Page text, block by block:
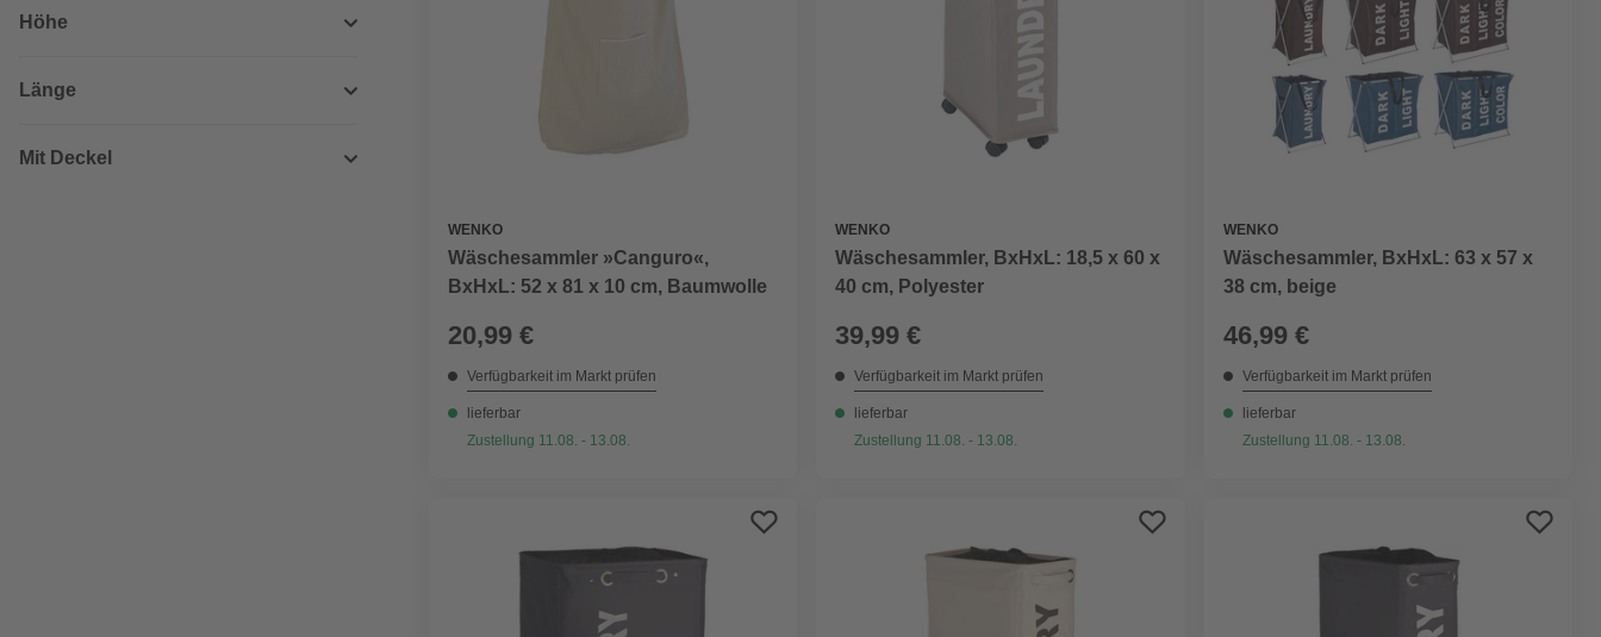
Höhe
Länge
Mit Deckel
WENKO
Wäschesammler »Canguro«,
BxHxL: 52 x 81 x 10 cm, Baumwolle
20,99 €
Verfügbarkeit im Markt prüfen
lieferbar
Zustellung 11.08. - 13.08.
WENKO
Wäschesammler, BxHxL: 18,5 x 60 x
40 cm, Polyester
39,99 €
Verfügbarkeit im Markt prüfen
lieferbar
Zustellung 11.08. - 13.08.
WENKO
Wäschesammler, BxHxL: 63 x 57 x
38 cm, beige
46,99 €
Verfügbarkeit im Markt prüfen
lieferbar
Zustellung 11.08. - 13.08.